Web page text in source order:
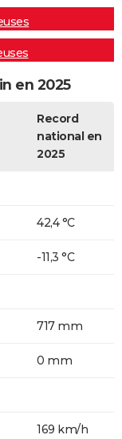
en 2025
Record
national en
2025
42,4 °C
-11,3 °C
717 mm
0 mm
169 km/h